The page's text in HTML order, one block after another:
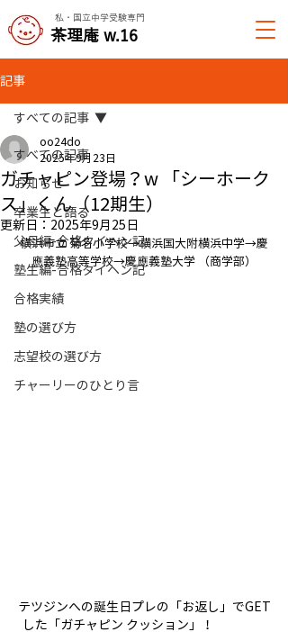
私・国立中学受験専門
​茶理庵 w.16
記事
すべての記事
お知らせ
卒業生と語る
父母編-合格タイヘン記
塾生編-合格タイヘン記
合格実績
塾の選び方
志望校の選び方
チャーリーのひとり言
すべての記事
ガチャピン登場？w 「シーホーク
ス」くん（12期生）
oo24do
2025年9月23日
更新日： 2025年9月25日
横浜市立 菊名小学校→横浜国大附横浜中学→慶
應義塾高等学校→慶應義塾大学 （商学部）
テツジンへの誕生日プレの「お返し」でGET
した「ガチャピン クッション」！